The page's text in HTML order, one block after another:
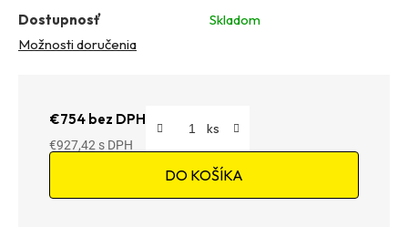
Dostupnosť
Skladom
Možnosti doručenia
€754 bez DPH
€927,42
DO KOŠÍKA